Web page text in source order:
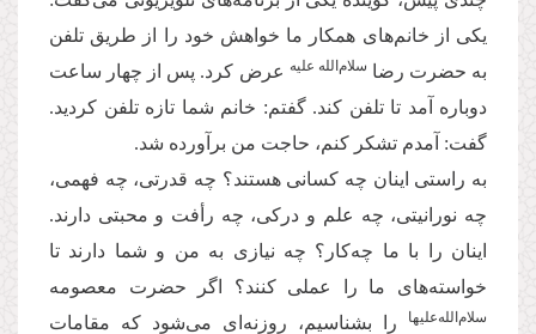
یکی از خانم‌های همکار ما خواهش خود را از طریق تلفن
به حضرت رضا سلام‌الله علیه عرض کرد. پس از چهار ساعت
دوباره آمد تا تلفن کند. گفتم: خانم شما تازه تلفن کردید.
گفت: آمدم تشکر کنم، حاجت من برآورده شد.
به راستی اینان چه کسانی هستند؟ چه قدرتی، چه فهمی،
چه نورانیتی، چه علم و درکی، چه رأفت و محبتی دارند.
اینان را با ما چه‌کار؟ چه نیازی به من و شما دارند تا
خواسته‌های ما را عملی کنند؟ اگر حضرت معصومه
سلام‌الله‌علیها
را بشناسیم، روزنه‌ای می‌شود که مقامات